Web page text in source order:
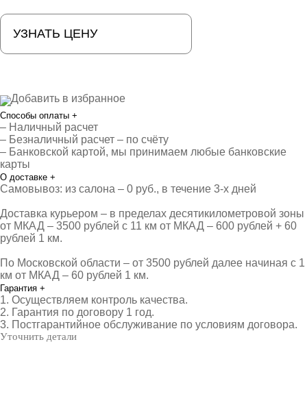
УЗНАТЬ ЦЕНУ
Добавить в избранное
Способы оплаты +
– Наличный расчет
– Безналичный расчет – по счёту
– Банковской картой, мы принимаем любые банковские
карты
О доставке +
Самовывоз: из салона – 0 руб., в течение 3-х дней
Доставка курьером – в пределах десятикилометровой зоны
от МКАД – 3500 рублей с 11 км от МКАД – 600 рублей + 60
рублей 1 км.
По Московской области – от 3500 рублей далее начиная с 1
км от МКАД – 60 рублей 1 км.
Гарантия +
1. Осуществляем контроль качества.
2. Гарантия по договору 1 год.
3. Постгарантийное обслуживание по условиям договора.